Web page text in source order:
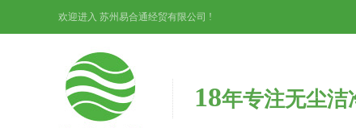
欢迎进入 苏州易合通经贸有限公司 !
18年专注无尘洁